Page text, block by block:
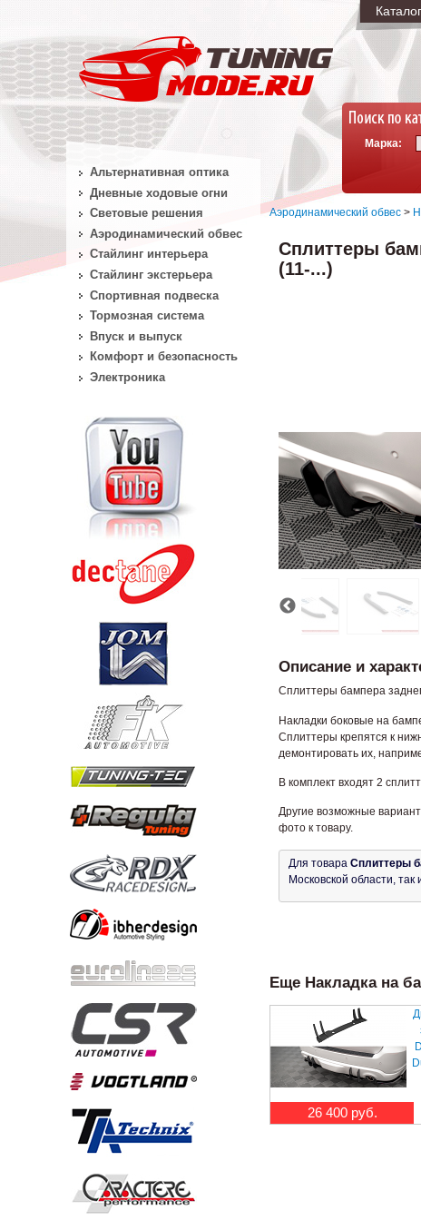
Каталог
Марка:
Аэродинамический обвес >
Сплиттеры
(11-...)
Описание и
Сплиттеры бампера
Накладки боковые на
Сплиттеры крепятся к
демонтировать их,
В комплект входят 2
Другие возможные
фото к товару.
Для товара Сплиттеры
Московской области,
Еще Накладка на
26 400 руб.
Альтернативная оптика
Дневные ходовые огни
Световые решения
Аэродинамический обвес
Стайлинг интерьера
Стайлинг экстерьера
Спортивная подвеска
Тормозная система
Впуск и выпуск
Комфорт и безопасность
Электроника